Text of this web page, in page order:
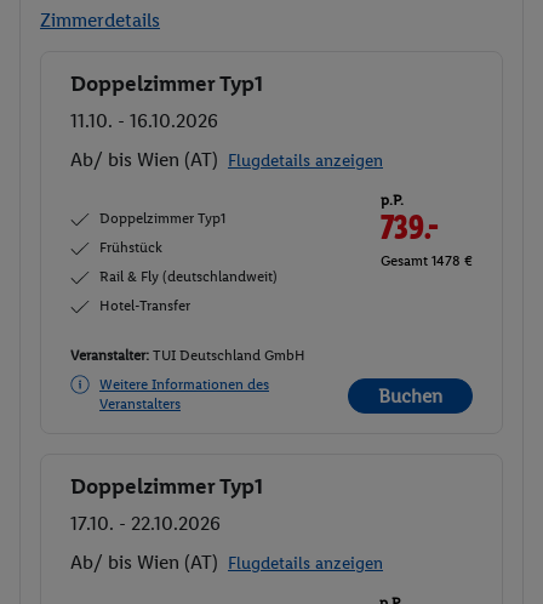
Zimmerdetails
Buchen
Doppelzimmer Typ1
11.10. - 16.10.2026
Ab/ bis Wien (AT) Flugdetails anzeigen
Doppelzimmer Typ1
Frühstück
Rail & Fly (deutschlandweit)
Hotel-Transfer
p.P.
739.-
Gesamt 1478 €
Veranstalter: TUI Deutschland GmbH
Weitere Informationen des
Veranstalters
Buchen
Buchen
Doppelzimmer Typ1
17.10. - 22.10.2026
Ab/ bis Wien (AT) Flugdetails anzeigen